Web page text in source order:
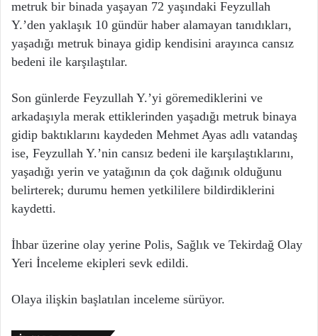
metruk bir binada yaşayan 72 yaşındaki Feyzullah
Y.’den yaklaşık 10 gündür haber alamayan tanıdıkları,
yaşadığı metruk binaya gidip kendisini arayınca cansız
bedeni ile karşılaştılar.
Son günlerde Feyzullah Y.’yi göremediklerini ve
arkadaşıyla merak ettiklerinden yaşadığı metruk binaya
gidip baktıklarını kaydeden Mehmet Ayas adlı vatandaş
ise, Feyzullah Y.’nin cansız bedeni ile karşılaştıklarını,
yaşadığı yerin ve yatağının da çok dağınık olduğunu
belirterek; durumu hemen yetkililere bildirdiklerini
kaydetti.
İhbar üzerine olay yerine Polis, Sağlık ve Tekirdağ Olay
Yeri İnceleme ekipleri sevk edildi.
Olaya ilişkin başlatılan inceleme sürüyor.